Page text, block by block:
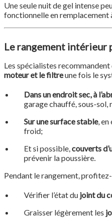
Une seule nuit de gel intense
fonctionnelle en remplacement
Le rangement intérieur
Les spécialistes recommandent
moteur et le filtreune fois le
Dans un endroit sec, à
garage chauffé, sous-sol,
Sur une surface stable,
froid;
Et si possible,couverts
prévenir la poussière.
Pendant le rangement,
Vérifier l’état du joint du
Graisser légèrement les